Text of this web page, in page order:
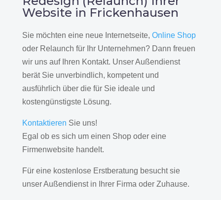
Website in Frickenhausen
Sie möchten eine neue Internetseite, Online Shop
oder Relaunch für Ihr Unternehmen? Dann freuen
wir uns auf Ihren Kontakt. Unser Außendienst
berät Sie unverbindlich, kompetent und
ausführlich über die für Sie ideale und
kostengünstigste Lösung.
Kontaktieren Sie uns!
Egal ob es sich um einen Shop oder eine
Firmenwebsite handelt.
Für eine kostenlose Erstberatung besucht sie
unser Außendienst in Ihrer Firma oder Zuhause.